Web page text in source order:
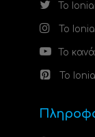
Το
Το
Το
Το